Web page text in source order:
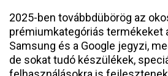
2025-ben továbbdübörög az
prémiumkategóriás termékeket
Samsung és a Google jegyzi,
de sokat tudó készülékek,